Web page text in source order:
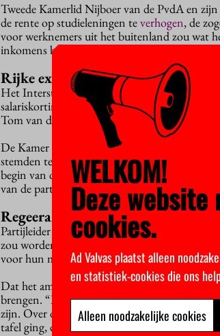
Tweede Kamerlid Nijboer van de PvdA en
de rente op studieleningen teverhogen, de
voor werknemers uit het buitenland zou wat
inkomens boven de 178 duizend euro per jaar.
Rijke expats vs. arme studenten
Het Interstedelijk Studenten Overleg ISO
salariskorting voor rijke expats en het nog
Tom van den Brink.
De Kamer koos voor dat tweede en verwierp
stemden tegen. Vooral het ‘nee’ van het
begin van de maand namelijk tegen de
van de partij die stelde dat het CDA zich
Regeerakkoord
Partijleider Sybrand Buma en Tweede
zou worden; de maatregel staat immers in
voor hun motie.
Dat het amendement van vandaag wél
brengen. “Iedereen kan wel een dekking
zijn. Over de expatregeling is onlangs nog
tafel ging, daar kunnen we niet zomaar op
WELKOM!
Deze
cookies.
Ad Valvas plaatst alleen
en statistiek-cookies die ons
Alleen noodzakelijke cookies